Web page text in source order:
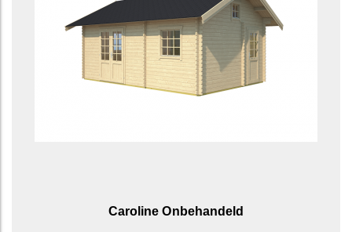
Caroline Onbehandeld